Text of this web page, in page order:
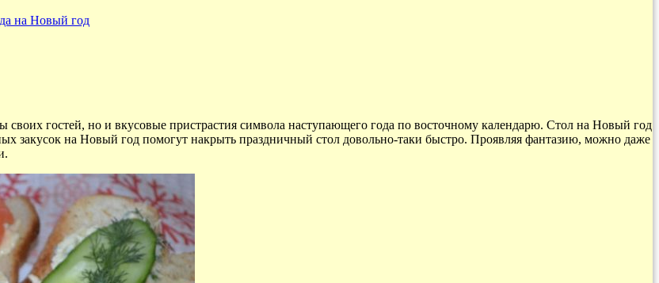
на Новый год
своих гостей, но и вкусовые пристрастия символа наступающего года по восточному календарю. Стол на Новый год
закусок на Новый год помогут накрыть праздничный стол довольно-таки быстро. Проявляя фантазию, можно даже